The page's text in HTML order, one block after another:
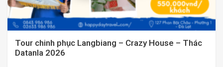
Tour chinh phục Langbiang – Crazy House – Thác
Datanla 2026